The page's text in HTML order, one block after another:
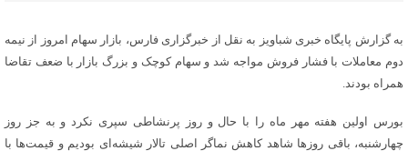
به گزارش پایگاه خبری شباویز به نقل از خبرگزاری فارس، بازار سهام امروز از نیمه
دوم معاملات با فشار فروش مواجه شد و سهام کوچک و بزرگ بازار با ضعف تقاضا
همراه بودند.
بورس اولین هفته مهر ماه را با حال و روز پرنشاطی سپری نکرد و به جز روز
چهارشنبه، باقی روزها شاهد کاهش نماگر اصلی تالار شیشه‌ای بودیم و قیمت‌ها با